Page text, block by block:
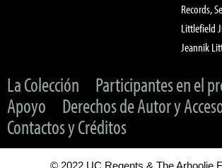
Records,
Littlefield
Jeannik
La Colección
Participantes en el
Apoyo
Derechos de Autor y
Contactos y Créditos